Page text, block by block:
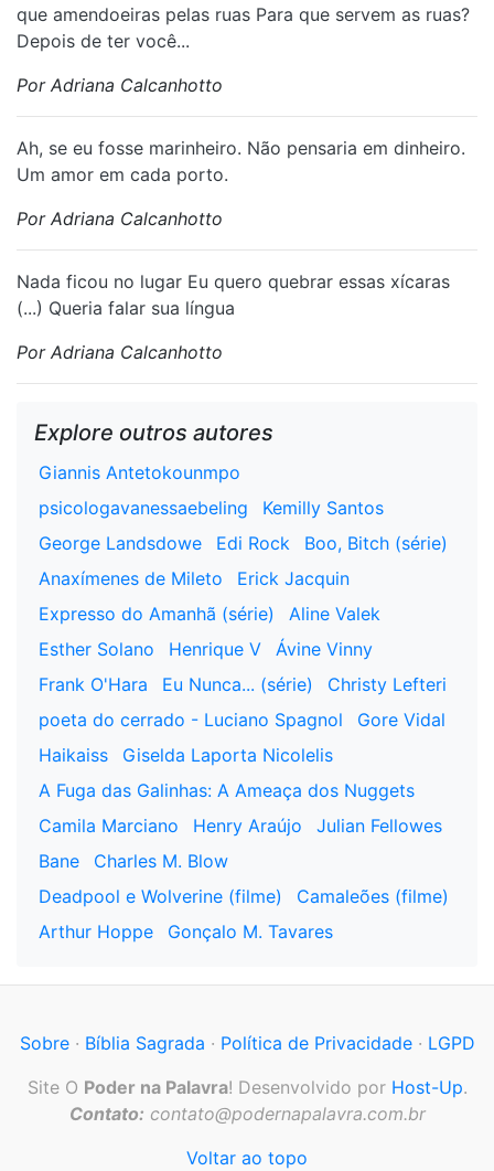
que amendoeiras pelas ruas Para que servem as ruas?
Depois de ter você...
Por Adriana Calcanhotto
Ah, se eu fosse marinheiro. Não pensaria em dinheiro.
Um amor em cada porto.
Por Adriana Calcanhotto
⁠Nada ficou no lugar Eu quero quebrar essas xícaras
(...) Queria falar sua língua
Por Adriana Calcanhotto
Explore outros autores
Giannis Antetokounmpo
psicologavanessaebeling
Kemilly Santos
George Landsdowe
Edi Rock
Boo, Bitch (série)
Anaxímenes de Mileto
Erick Jacquin
Expresso do Amanhã (série)
Aline Valek
Esther Solano
Henrique V
Ávine Vinny
Frank O'Hara
Eu Nunca... (série)
Christy Lefteri
poeta do cerrado - Luciano Spagnol
Gore Vidal
Haikaiss
Giselda Laporta Nicolelis
A Fuga das Galinhas: A Ameaça dos Nuggets
Camila Marciano
Henry Araújo
Julian Fellowes
Bane
Charles M. Blow
Deadpool e Wolverine (filme)
Camaleões (filme)
Arthur Hoppe
Gonçalo M. Tavares
Sobre· Bíblia Sagrada · Política de Privacidade· LGPD
Site O Poder na Palavra! Desenvolvido por Host-Up.
Contato: contato@podernapalavra.com.br
Voltar ao topo